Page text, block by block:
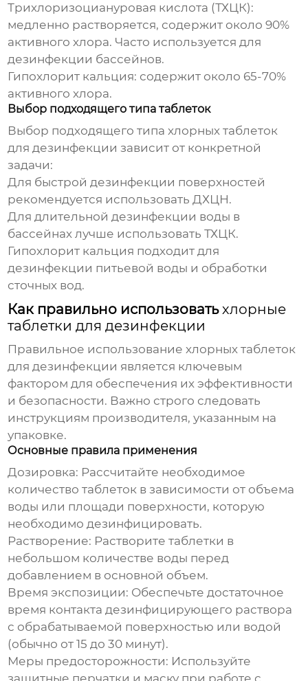
Трихлоризоциануровая кислота (ТХЦК):
медленно растворяется, содержит около 90%
активного хлора. Часто используется для
дезинфекции бассейнов.
Гипохлорит кальция: содержит около 65-70%
активного хлора.
Выбор подходящего типа таблеток
Выбор подходящего типахлорных таблеток
для дезинфекции зависит от конкретной
задачи:
Для быстрой дезинфекции поверхностей
рекомендуется использовать ДХЦН.
Для длительной дезинфекции воды в
бассейнах лучше использовать ТХЦК.
Гипохлорит кальция подходит для
дезинфекции питьевой воды и обработки
сточных вод.
Как правильно использоватьхлорные
таблетки для дезинфекции
Правильное использованиехлорных таблеток
для дезинфекции является ключевым
фактором для обеспечения их эффективности
и безопасности. Важно строго следовать
инструкциям производителя, указанным на
упаковке.
Основные правила применения
Дозировка: Рассчитайте необходимое
количество таблеток в зависимости от объема
воды или площади поверхности, которую
необходимо дезинфицировать.
Растворение: Растворите таблетки в
небольшом количестве воды перед
добавлением в основной объем.
Время экспозиции: Обеспечьте достаточное
время контакта дезинфицирующего раствора
с обрабатываемой поверхностью или водой
(обычно от 15 до 30 минут).
Меры предосторожности: Используйте